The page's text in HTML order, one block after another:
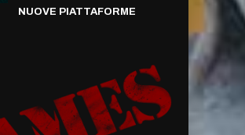
NUOVE PIATTAFORME